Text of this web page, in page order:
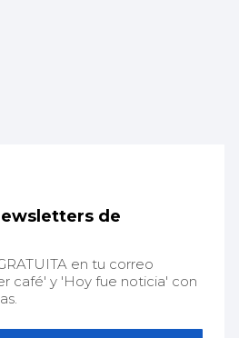
de
en tu correo
café' y 'Hoy fue noticia' con